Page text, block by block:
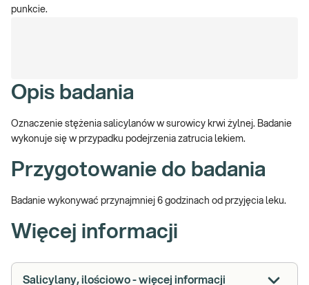
punkcie.
Opis badania
Oznaczenie stężenia salicylanów w surowicy krwi żylnej. Badanie
wykonuje się w przypadku podejrzenia zatrucia lekiem.
Przygotowanie do badania
Badanie wykonywać przynajmniej 6 godzinach od przyjęcia leku.
Więcej informacji
Salicylany, ilościowo - więcej informacji